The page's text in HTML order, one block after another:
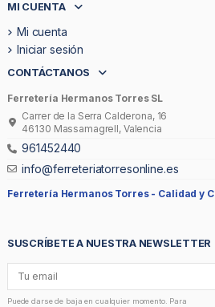
MI CUENTA
Mi cuenta
Iniciar sesión
CONTÁCTANOS
Ferretería Hermanos Torres SL
Carrer de la Serra Calderona, 16
46130 Massamagrell, Valencia
961452440
info@ferreteriatorresonline.es
Ferretería Hermanos Torres - Calidad y
SUSCRÍBETE A NUESTRA NEWSLETTER
Puede darse de baja en cualquier momento. Para